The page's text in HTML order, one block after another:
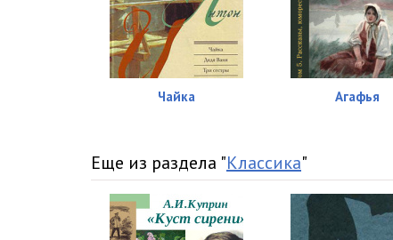
02-09
02-10
02-13
02-14
Чайка Агафья
Еще из раздела "Классика"